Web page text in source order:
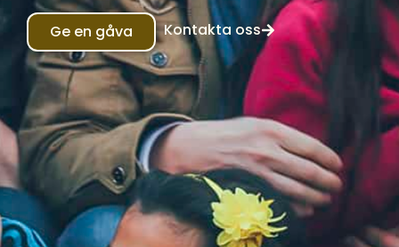
Ge en gåva Kontakta oss